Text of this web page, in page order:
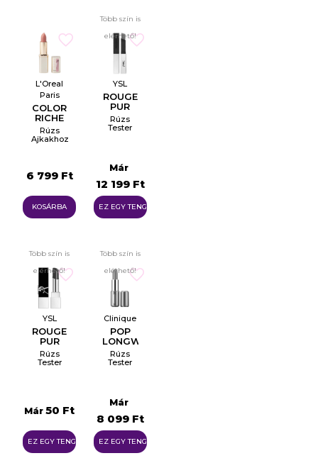
L'Oreal
Paris
COLOR
RICHE
NATURALS
Rúzs
Ajkakhoz
6 799 Ft
KOSÁRBA
Több szín is
elérhető!
YSL
ROUGE
PUR
COUTURE
THE
Rúzs
Tester
Már
12 199 Ft
EZ EGY TENGER
Több szín is
elérhető!
YSL
ROUGE
PUR
CОUTURE
THE
Rúzs
Tester
Már 50 Ft
EZ EGY TENGER
Több szín is
elérhető!
Clinique
POP
LONGWEAR
LIPSTICK
Rúzs
Tester
Már
8 099 Ft
EZ EGY TENGER